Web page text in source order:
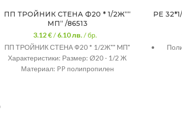
ПП ТРОЙНИК СТЕНА Ф20 * 1/2Ж““
MП“ /86513
3.12 €/6.10лв. / бр.
ПП ТРОЙНИК СТЕНА Ф20 * 1/2Ж"" MП"
Характеристики: Размер: Ø20 - 1/2 Ж
Материал: PP полипропилен
РЕ